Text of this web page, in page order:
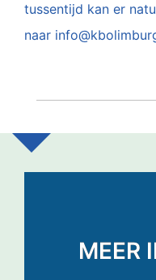
tussentijd kan er
naar
MEER